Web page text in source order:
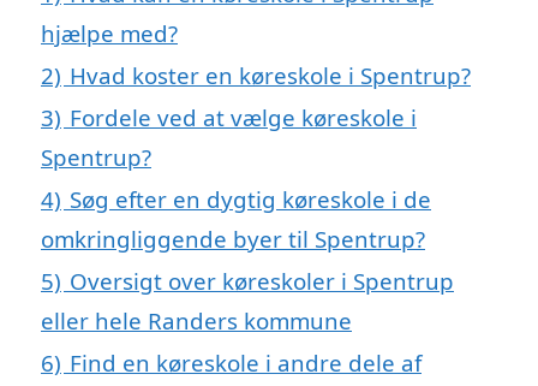
hjælpe med?
2) Hvad koster en køreskole i Spentrup?
3) Fordele ved at vælge køreskole i
Spentrup?
4) Søg efter en dygtig køreskole i de
omkringliggende byer til Spentrup?
5) Oversigt over køreskoler i Spentrup
eller hele Randers kommune
6) Find en køreskole i andre dele af